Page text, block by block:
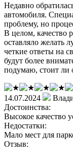
Недавно
автомобиля.
проблему, но
В целом, качество
оставляло желать
четкие ответы на
будут более
подумаю, стоит ли
14.07.2024
Достоинства:
Высокое качество
Недостатки:
Мало мест для
Отзыв: